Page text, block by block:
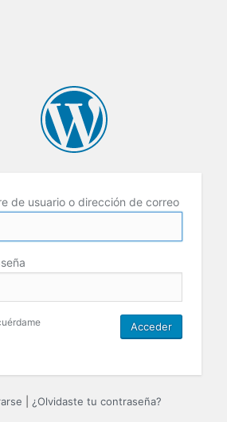
de usuario o dirección de correo
¿Olvidaste tu contraseña?